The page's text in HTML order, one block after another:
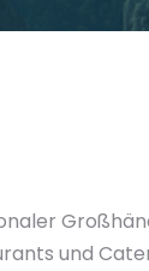
und